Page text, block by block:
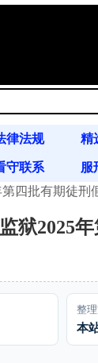
律法规 精
守联系 服
例分析
第四批有期徒
狱2025
整
本